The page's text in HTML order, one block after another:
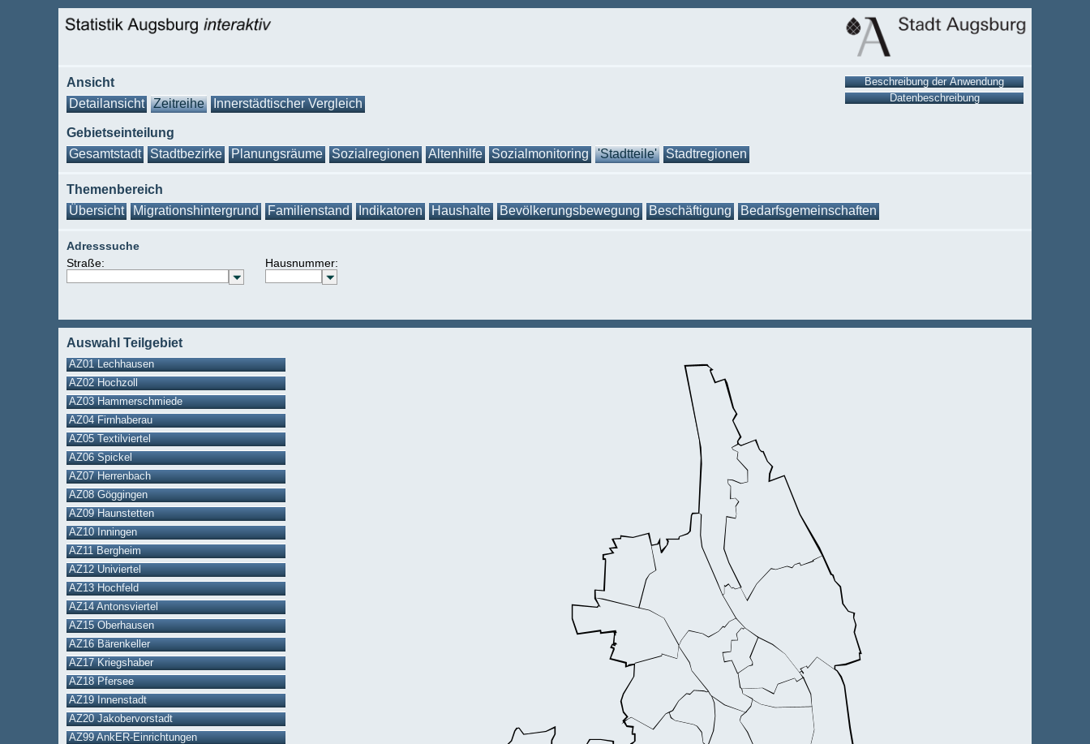
Ansicht
Detailansicht
Zeitreihe Innerstädtischer Vergleich
Gebietseinteilung
Gesamtstadt
Stadtbezirke Planungsräume Sozialregionen Altenhilfe Sozialmonitoring 'Stadtteile' Stadtregionen
Themenbereich
Übersicht
Migrationshintergrund Familienstand Indikatoren Haushalte Bevölkerungsbewegung Beschäftigung Bedarfsgemeinschaften
Adresssuche
Straße:
Hausnummer:
Auswahl Teilgebiet
AZ01 Lechhausen
AZ02 Hochzoll
AZ03 Hammerschmiede
AZ04 Firnhaberau
AZ05 Textilviertel
AZ06 Spickel
AZ07 Herrenbach
AZ08 Göggingen
AZ09 Haunstetten
AZ10 Inningen
AZ11 Bergheim
AZ12 Univiertel
AZ13 Hochfeld
AZ14 Antonsviertel
AZ15 Oberhausen
AZ16 Bärenkeller
AZ17 Kriegshaber
AZ18 Pfersee
AZ19 Innenstadt
AZ20 Jakobervorstadt
AZ99 AnkER-Einrichtungen